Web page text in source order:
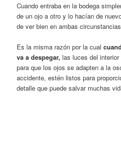
Cuando entraba en la bodega
de un ojo a otro y lo hacían de
de ver bien en ambas
Es la misma razón por la cual
va a despegar, las luces del
para que los ojos se adapten a la
accidente, estén listos para
detalle que puede salvar muchas